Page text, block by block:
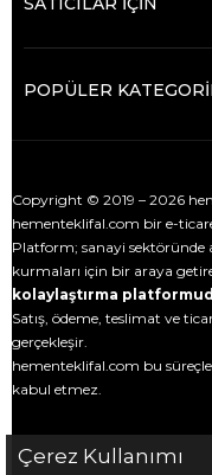
POPÜLER
Copyright © 2019 – 2026
hementeklifal.com bir e-
Platform; sanayi sektöründe
kurmaları için bir araya
kolaylaştırma
Satış, ödeme, teslimat ve
gerçekleşir.
hementeklifal.com bu
kabul etmez.
Çerez Kullanımı